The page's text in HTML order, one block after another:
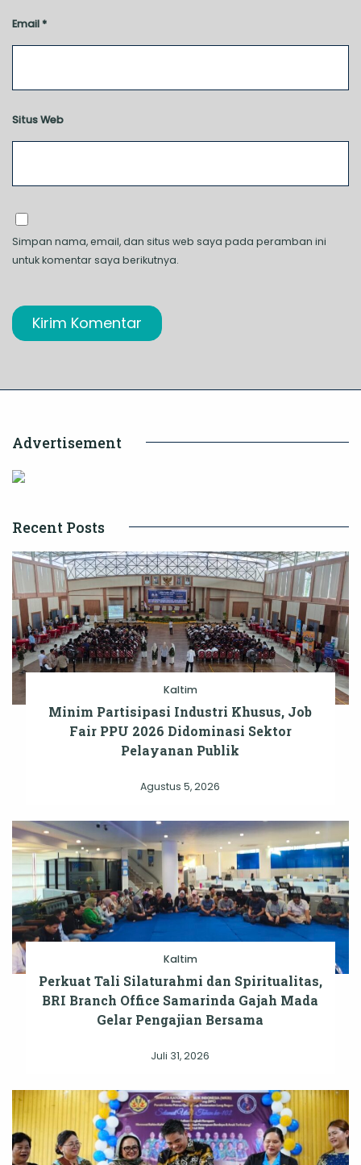
Email *
Situs Web
Simpan nama, email, dan situs web saya pada peramban ini
untuk komentar saya berikutnya.
Advertisement
Recent Posts
Kaltim
Minim Partisipasi Industri Khusus, Job
Fair PPU 2026 Didominasi Sektor
Pelayanan Publik
Agustus 5, 2026
Kaltim
Perkuat Tali Silaturahmi dan Spiritualitas,
BRI Branch Office Samarinda Gajah Mada
Gelar Pengajian Bersama
Juli 31, 2026